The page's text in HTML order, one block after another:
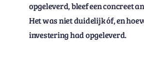
opgeleverd, bleef een concreet
Het was niet duidelijk óf, en
investering had opgeleverd.